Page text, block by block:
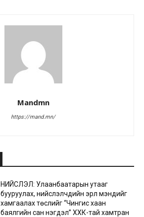
Mandmn
https://mand.mn/
НИЙСЛЭЛ: Улаанбаатарын утааг
бууруулах, нийслэлчүүдийн эрүүл мэндийг
хамгаалах төслийг “Чингис хаан
баялгийн сан нэгдэл” ХХК-тай хамтран